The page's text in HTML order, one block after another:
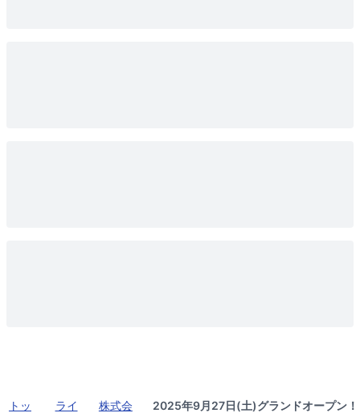
トッ
ライ
株式会
2025年9月27日(土)グランドオープン！